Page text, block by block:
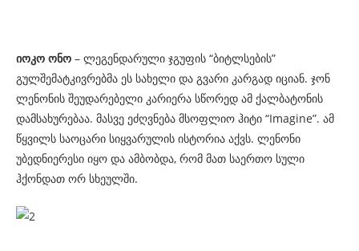
იოკო ონო – ლეგენდარული ჯგუფის “ბიტლსების”
გულშემატკივრებმა ეს სახელი და გვარი კარგად იციან. ჯონ
ლენონის შეუდარებელი კარიერა სწორედ ამ ქალბატონის
დამსახურებაა. მასვე ეძღვნება მსოფლიო ჰიტი “Imagine”. ამ
წყვილს საოცარი სიყვარულის ისტორია აქვს. ლენონი
უბედნიერესი იყო და ამბობდა, რომ მათ საერთო სული
ჰქონდათ ორ სხეულში.